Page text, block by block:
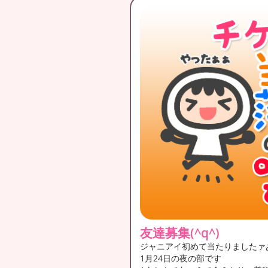
友達募集(^q^)
ジャニアイ初めて当たりました
1月24日の夜の部です